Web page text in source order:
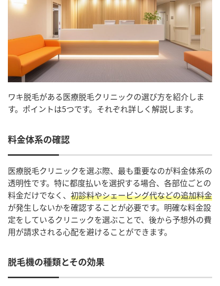
ワキ脱毛がある医療脱毛クリニックの選び方を紹介しま
す。ポイントは5つです。それぞれ詳しく解説します。
料金体系の確認
医療脱毛クリニックを選ぶ際、最も重要なのが料金体系の
透明性です。特に都度払いを選択する場合、各部位ごとの
料金だけでなく、 初診料やシェービング代などの追加料金
が発生しないかを確認することが必要です。明確な料金設
定をしているクリニックを選ぶことで、後から予想外の費
用が請求される心配を避けることができます。
脱毛機の種類とその効果